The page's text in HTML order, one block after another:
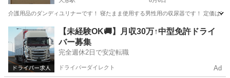
介護用品のダンディユリナーです！ 寝たまま使用する男性用の収尿器です！ 定価は
新潟 新潟市 大形駅 家庭用品 介護用品
【未経験OK🚚】月収30万↑中型免許ドライ
バー募集
完全週休2日で安定転職
ドライバーダイレクト Ad